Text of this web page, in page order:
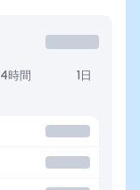
4時間 1日